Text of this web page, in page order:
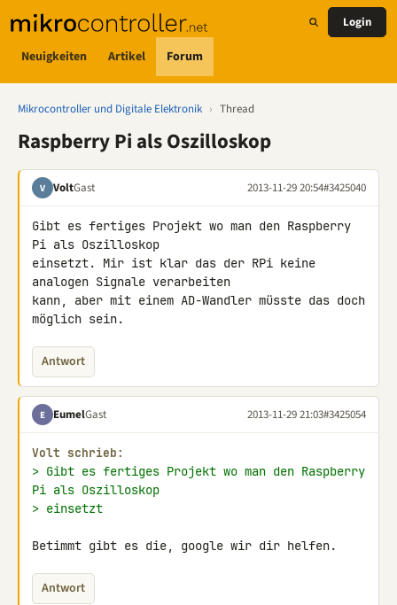
Neuigkeiten Artikel Forum
Login
Mikrocontroller und Digitale Elektronik › Thread
Raspberry Pi als Oszilloskop
V VoltGast 2013-11-29 20:54#3425040
Gibt es fertiges Projekt wo man den Raspberry
Pi als Oszilloskop
einsetzt. Mir ist klar das der RPi keine
analogen Signale verarbeiten
kann, aber mit einem AD-Wandler müsste das doch
möglich sein.
Antwort
E EumelGast 2013-11-29 21:03#3425054
Volt schrieb:
> Gibt es fertiges Projekt wo man den Raspberry
Pi als Oszilloskop
> einsetzt
Betimmt gibt es die, google wir dir helfen.
Antwort